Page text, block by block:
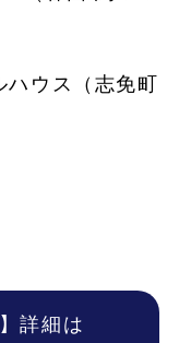
ウス（志免町
詳細は